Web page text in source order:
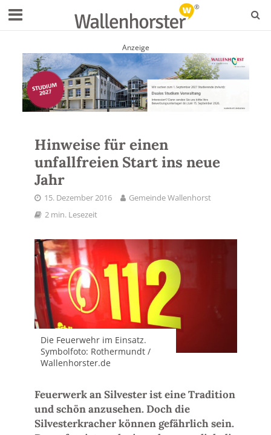
Anzeige
Hinweise für einen
unfallfreien Start ins neue
Jahr
15. Dezember 2016
Gemeinde Wallenhorst
2 min. Lesezeit
Die Feuerwehr im Einsatz.
Symbolfoto: Rothermundt /
Wallenhorster.de
Feuerwerk an Silvester ist eine Tradition
und schön anzusehen. Doch die
Silvesterkracher können gefährlich sein.